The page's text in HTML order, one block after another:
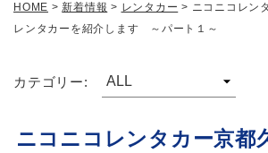
HOME >新着情報 > レンタカー > ニコニコレン
レンタカーを紹介します ～パート１～
カテゴリー:
ニコニコレンタカー京都